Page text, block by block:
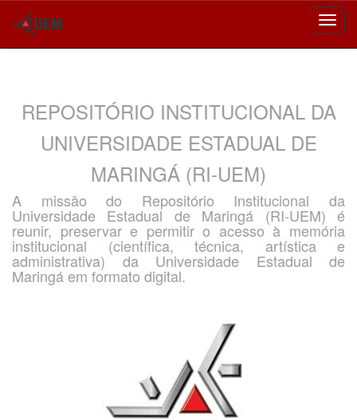
REPOSITÓRIO INSTITUCIONAL DA
UNIVERSIDADE ESTADUAL DE
MARINGÁ (RI-UEM)
A missão do Repositório Institucional da
Universidade Estadual de Maringá (RI-UEM) é
reunir, preservar e permitir o acesso à memória
institucional (científica, técnica, artística e
administrativa) da Universidade Estadual de
Maringá em formato digital.